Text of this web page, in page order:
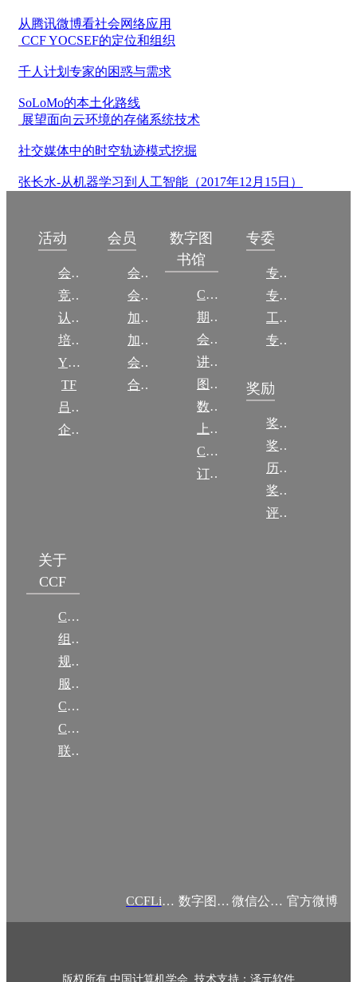
从腾讯微博看社会网络应用
CCF YOCSEF的定位和组织
千人计划专家的困惑与需求
SoLoMo的本土化路线
展望面向云环境的存储系统技术
社交媒体中的时空轨迹模式挖掘
张长水-从机器学习到人工智能（2017年12月15日）
活动
会议
竞赛
认证
培训
YOCSEF
TF
吕梁振兴
企智会
会员
会员简介
会员权益
加入CCF
加入CCF
会员交费
合作伙伴
数字图
书馆
CCCF
期刊
会议
讲稿
图集
数图编审委员会
上传/发布作品
CCF DL Focus
订阅《计算》
专委
专委简介
专委条例
工作问答
专委名单
奖励
奖励动态
奖励目录
历年获奖名单
奖项推荐
评奖条例
关于
CCF
CCF简介
组织机构
规章
服务项目
CCF大事记
CCF创建60周年
联系我们
CCFLink APP 数字图书馆 微信公众号 官方微博
版权所有 中国计算机学会 技术支持：泽元软件